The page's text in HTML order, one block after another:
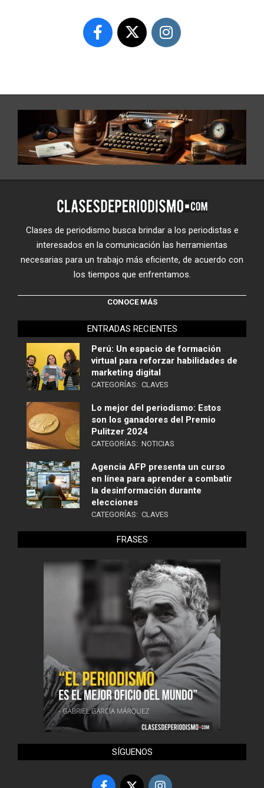
Clases de periodismo busca brindar a los periodistas e
interesados en la comunicación las herramientas
necesarias para un trabajo más eficiente, de acuerdo con
los tiempos que enfrentamos.
CONOCE MÁS
ENTRADAS RECIENTES
Perú: Un espacio de formación
virtual para reforzar habilidades de
marketing digital
CATEGORÍAS: CLAVES
Lo mejor del periodismo: Estos
son los ganadores del Premio
Pulitzer 2024
CATEGORÍAS: NOTICIAS
Agencia AFP presenta un curso
en línea para aprender a combatir
la desinformación durante
elecciones
CATEGORÍAS: CLAVES
FRASES
SÍGUENOS